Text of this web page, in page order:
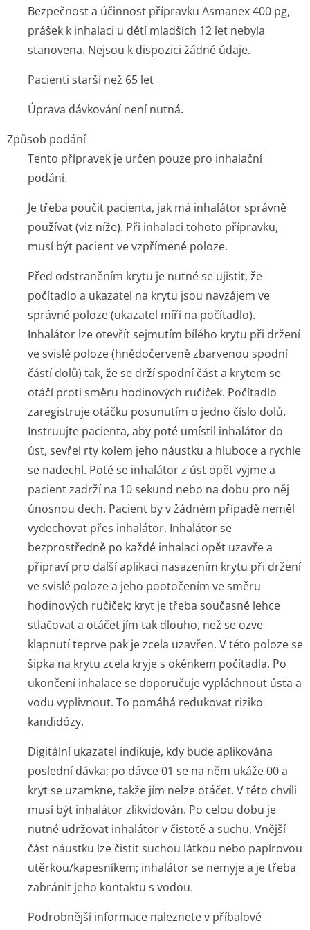
Bezpečnost a účinnost přípravku Asmanex 400 pg,
prášek k inhalaci u dětí mladších 12 let nebyla
stanovena. Nejsou k dispozici žádné údaje.
Pacienti starší než 65 let
Úprava dávkování není nutná.
Způsob podání
Tento přípravek je určen pouze pro inhalační
podání.
Je třeba poučit pacienta, jak má inhalátor správně
používat (viz níže). Při inhalaci tohoto přípravku,
musí být pacient ve vzpřímené poloze.
Před odstraněním krytu je nutné se ujistit, že
počítadlo a ukazatel na krytu jsou navzájem ve
správné poloze (ukazatel míří na počítadlo).
Inhalátor lze otevřít sejmutím bílého krytu při držení
ve svislé poloze (hnědočerveně zbarvenou spodní
částí dolů) tak, že se drží spodní část a krytem se
otáčí proti směru hodinových ručiček. Počítadlo
zaregistruje otáčku posunutím o jedno číslo dolů.
Instruujte pacienta, aby poté umístil inhalátor do
úst, sevřel rty kolem jeho náustku a hluboce a rychle
se nadechl. Poté se inhalátor z úst opět vyjme a
pacient zadrží na 10 sekund nebo na dobu pro něj
únosnou dech. Pacient by v žádném případě neměl
vydechovat přes inhalátor. Inhalátor se
bezprostředně po každé inhalaci opět uzavře a
připraví pro další aplikaci nasazením krytu při držení
ve svislé poloze a jeho pootočením ve směru
hodinových ručiček; kryt je třeba současně lehce
stlačovat a otáčet jím tak dlouho, než se ozve
klapnutí teprve pak je zcela uzavřen. V této poloze se
šipka na krytu zcela kryje s okénkem počítadla. Po
ukončení inhalace se doporučuje vypláchnout ústa a
vodu vyplivnout. To pomáhá redukovat riziko
kandidózy.
Digitální ukazatel indikuje, kdy bude aplikována
poslední dávka; po dávce 01 se na něm ukáže 00 a
kryt se uzamkne, takže jím nelze otáčet. V této chvíli
musí být inhalátor zlikvidován. Po celou dobu je
nutné udržovat inhalátor v čistotě a suchu. Vnější
část náustku lze čistit suchou látkou nebo papírovou
utěrkou/kapesníkem; inhalátor se nemyje a je třeba
zabránit jeho kontaktu s vodou.
Podrobnější informace naleznete v příbalové